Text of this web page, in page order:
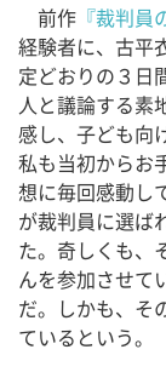
前作 『裁判員
経験者に、古平
定どおりの３日
人と議論する素
感し、子ども向
私も当初からお
想に毎回感動し
が裁判員に選
た。奇しくも、
んを参加させて
だ。しかも、そ
ているという。